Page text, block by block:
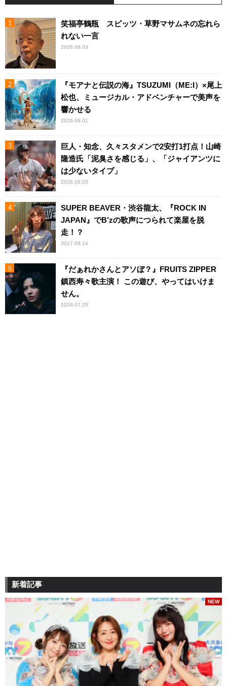
笑福亭鶴瓶 スピッツ・草野マサムネの忘れら
れない一言
2026.08.03
『モアナと伝説の海』TSUZUMI（ME:I）×尾上
松也、ミュージカル・アドベンチャーで美声を
響かせる
2026.08.01
巨人・知念、久々スタメンで2安打1打点！山崎
隆造氏「泥臭さを感じる」、「ジャイアンツに
は少ないタイプ」
2026.08.05
SUPER BEAVER・渋谷龍太、『ROCK IN
JAPAN』でB’zの歌声につられて楽屋を脱
走！？
2017.08.14
『だぁれかさんとアソぼ？』FRUITS ZIPPER
鎮西寿々歌主演！ この遊び、やってはいけま
せん。
2026.07.25
新着記事
NEW